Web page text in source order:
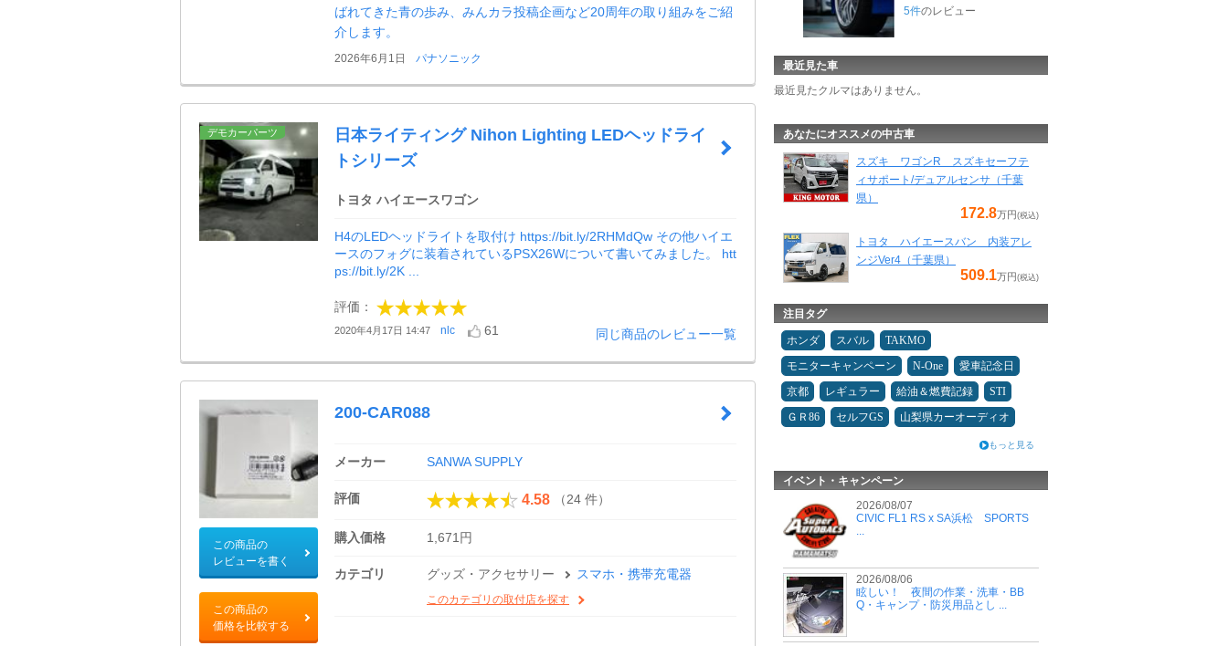
ばれてきた青の歩み、みんカラ投稿企画など20周年の取り組みをご紹
介します。
2026年6月1日 パナソニック
デモカーパーツ
日本ライティング Nihon Lighting LEDヘッドライ
トシリーズ
トヨタ ハイエースワゴン
H4のLEDヘッドライトを取付け https://bit.ly/2RHMdQw その他ハイエ
ースのフォグに装着されているPSX26Wについて書いてみました。 htt
ps://bit.ly/2K ...
評価：
2020年4月17日 14:47 nlc 61 同じ商品のレビュー一覧
この商品の
レビューを書く
この商品の
価格を比較する
200-CAR088
メーカー SANWA SUPPLY
評価 4.58 （24 件）
購入価格 1,671円
カテゴリ グッズ・アクセサリー スマホ・携帯充電器
このカテゴリの取付店を探す
5件のレビュー
最近見た車
最近見たクルマはありません。
あなたにオススメの中古車
スズキ ワゴンR スズキセーフテ
ィサポート/デュアルセンサ（千葉
県）
172.8万円(税込)
トヨタ ハイエースバン 内装アレ
ンジVer4（千葉県）
509.1万円(税込)
注目タグ
ホンダ スバル
TAKMO
モニターキャンペーン
N-One
愛車記念日
京都
レギュラー 給油＆燃費記録
STI
ＧＲ86
セルフGS 山梨県カーオーディオ
もっと見る
イベント・キャンペーン
2026/08/07
CIVIC FL1 RS x SA浜松 SPORTS
...
2026/08/06
眩しい！ 夜間の作業・洗車・BB
Q・キャンプ・防災用品とし ...